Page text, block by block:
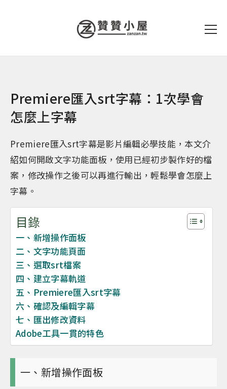
Premiere匯入srt字幕：1次學會
怎麼上字幕
Premiere匯入srt字幕是影片編輯必學技能，本文介
紹如何開啟文字功能面板，使用已經初步製作好的檔
案，修改操作之後可以再進行輸出，輕鬆學會怎麼上
字幕。
目錄
一、新增操作面板
二、文字功能頁面
三、選取srt檔案
四、建立字幕軌道
五、Premiere匯入srt字幕
六、確認及編輯字幕
七、匯出修改資料
Adobe工具一貫的特色
一、新增操作面板